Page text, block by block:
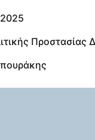
Προστασίας